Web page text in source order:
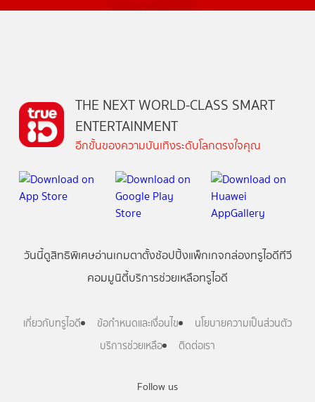
Follow us
THE NEXT WORLD-CLASS SMART
ENTERTAINMENT
อีกขั้นของความบันเทิงระดับโลกตรงใจคุณ
วันนี้ดูสิทธิพิเศษอ่านเกมตาตั้งช้อปปิ้งแพ็กเกจกล่องทรูไอดีทีวี
คอมมูนิตี้บริการช่วยเหลือทรูไอดี
เกี่ยวกับทรูไอดี ข้อกำหนดและเงื่อนไข
นโยบายความเป็นส่วนตัว
บริการช่วยเหลือ
ติดต่อเรา